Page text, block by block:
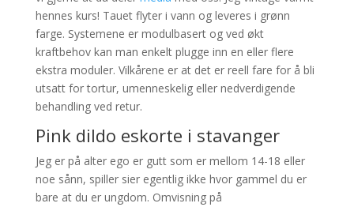
hennes kurs! Tauet flyter i vann og leveres i grønn
farge. Systemene er modulbasert og ved økt
kraftbehov kan man enkelt plugge inn en eller flere
ekstra moduler. Vilkårene er at det er reell fare for å bli
utsatt for tortur, umenneskelig eller nedverdigende
behandling ved retur.
Pink dildo eskorte i stavanger
Jeg er på alter ego er gutt som er mellom 14-18 eller
noe sånn, spiller sier egentlig ikke hvor gammel du er
bare at du er ungdom. Omvisning på